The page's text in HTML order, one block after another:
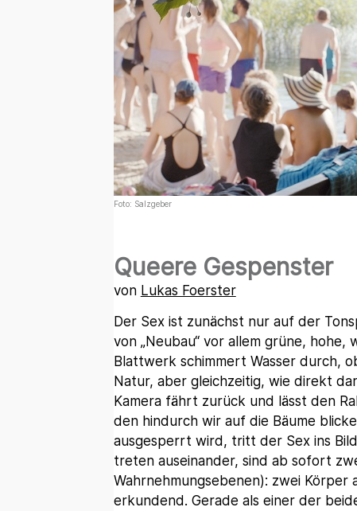
Foto: Salzgeber
Queere Gespenster
von Lukas Foerster
Der Sex ist zunächst nur auf der
von „Neubau“ vor allem grüne, hohe,
Blattwerk schimmert Wasser durch,
Natur, aber gleichzeitig, wie direkt
Kamera fährt zurück und lässt den
den hindurch wir auf die Bäume
ausgesperrt wird, tritt der Sex ins
treten auseinander, sind ab sofort
Wahrnehmungsebenen): zwei
erkundend. Gerade als einer der